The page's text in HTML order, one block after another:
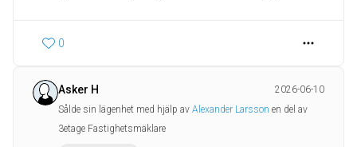
0
Asker H
2026-06-10
Sålde sin lägenhet med hjälp av Alexander Larsson en del av
3etage Fastighetsmäklare